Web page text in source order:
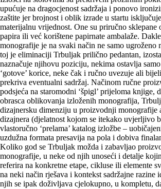
upućuje na dragocjenost sadržaja i ponovo
zaštite jer brojnost i oblik izrade u startu
materijalnu vrijednost. One su priručno sklepane
papira ili već korištene papirnate ambalaže.
monografije je na svaki način ne samo
toj je eliminaciji Trbuljak prilično pedantan,
naznačuje njihovu poziciju, nekima ostavlja
‘gotove’ korice, neke čak i ručno uvezuje ali
prekriva eventualni sadržaj. Načinom ručne
podsjeća na staromodni ‘špigl’ prijeloma knjige,
obrasca oblikovanja izloženih monografija,
dizajnersku dimenziju u proizvodnji monografije
dizajnera (djelatnost kojom se itekako uvjerljivo
vlastoručno ‘prelama’ katalog izložbe –
uzdužna formata presavija na pola i dobiva
Koliko god se Trbuljak možda i zabavljao
monografije, u neke od njih unoseći i detalje
referira na konkretne etape, cikluse ili elemente
na neki način rješava i kontekst sadržajne razine
njih se ipak doživljava cjelokupno, u kompletu,